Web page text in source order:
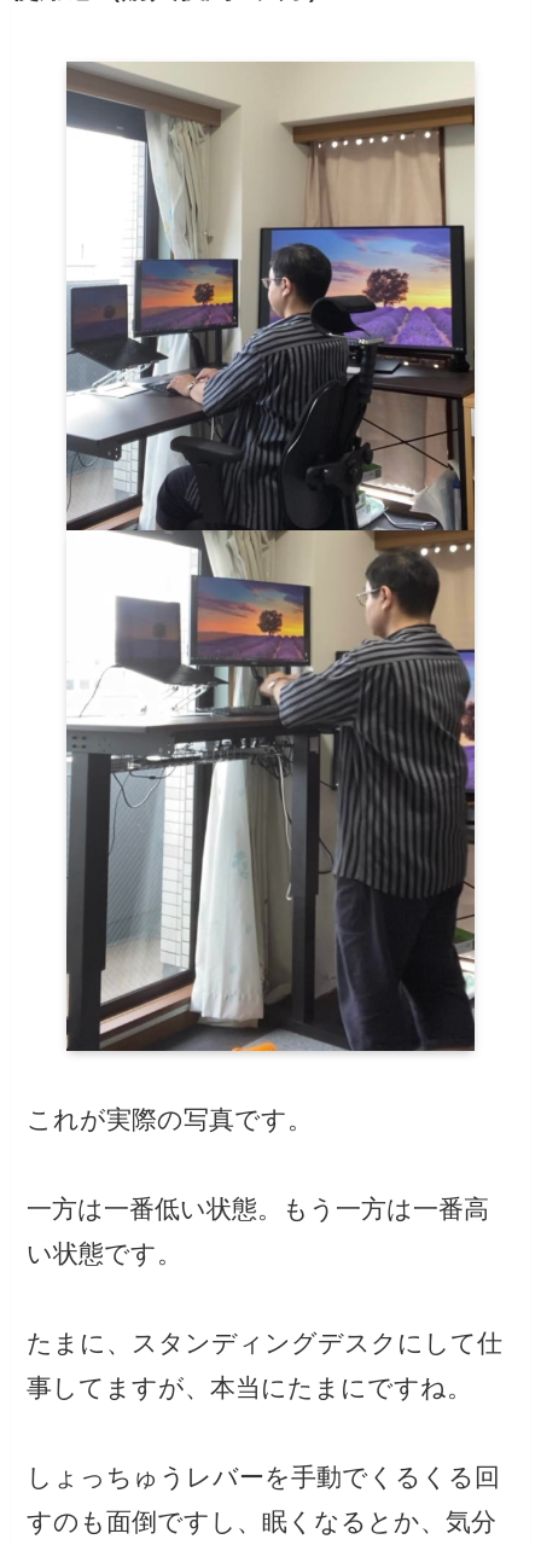
これが実際の写真です。
一方は一番低い状態。もう一方は一番高
い状態です。
たまに、スタンディングデスクにして仕
事してますが、本当にたまにですね。
しょっちゅうレバーを手動でくるくる回
すのも面倒ですし、眠くなるとか、気分